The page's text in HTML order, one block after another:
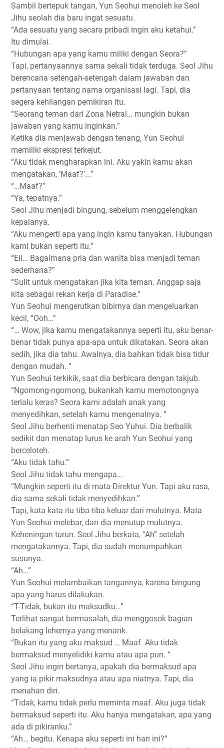
Sambil bertepuk tangan, Yun Seohui menoleh ke Seol
Jihu seolah dia baru ingat sesuatu.
“Ada sesuatu yang secara pribadi ingin aku ketahui.”
Itu dimulai.
“Hubungan apa yang kamu miliki dengan Seora?”
Tapi, pertanyaannya sama sekali tidak terduga. Seol Jihu
berencana setengah-setengah dalam jawaban dan
pertanyaan tentang nama organisasi lagi. Tapi, dia
segera kehilangan pemikiran itu.
“Seorang teman dari Zona Netral… mungkin bukan
jawaban yang kamu inginkan.”
Ketika dia menjawab dengan tenang, Yun Seohui
memiliki ekspresi terkejut.
“Aku tidak mengharapkan ini. Aku yakin kamu akan
mengatakan, ‘Maaf?’...”
“…Maaf?”
“Ya, tepatnya.”
Seol Jihu menjadi bingung, sebelum menggelengkan
kepalanya.
“Aku mengerti apa yang ingin kamu tanyakan. Hubungan
kami bukan seperti itu.”
“Eii… Bagaimana pria dan wanita bisa menjadi teman
sederhana?”
“Sulit untuk mengatakan jika kita teman. Anggap saja
kita sebagai rekan kerja di Paradise.”
Yun Seohui mengerutkan bibirnya dan mengeluarkan
kecil, “Ooh…”
“… Wow, jika kamu mengatakannya seperti itu, aku benar-
benar tidak punya apa-apa untuk dikatakan. Seora akan
sedih, jika dia tahu. Awalnya, dia bahkan tidak bisa tidur
dengan mudah. ​​”
Yun Seohui terkikik, saat dia berbicara dengan takjub.
“Ngomong-ngomong, bukankah kamu memotongnya
terlalu keras? Seora kami adalah anak yang
menyedihkan, setelah kamu mengenalnya. ”
Seol Jihu berhenti menatap Seo Yuhui. Dia berbalik
sedikit dan menatap lurus ke arah Yun Seohui yang
berceloteh.
“Aku tidak tahu.”
Seol Jihu tidak tahu mengapa…
“Mungkin seperti itu di mata Direktur Yun. Tapi aku rasa,
dia sama sekali tidak menyedihkan.”
Tapi, kata-kata itu tiba-tiba keluar dari mulutnya. Mata
Yun Seohui melebar, dan dia menutup mulutnya.
Keheningan turun. Seol Jihu berkata, “Ah” setelah
mengatakannya. Tapi, dia sudah menumpahkan
susunya.
“Ah…”
Yun Seohui melambaikan tangannya, karena bingung
apa yang harus dilakukan.
“T-Tidak, bukan itu maksudku…”
Terlihat sangat bermasalah, dia menggosok bagian
belakang lehernya yang menarik.
“Bukan itu yang aku maksud … Maaf. Aku tidak
bermaksud menyelidiki kamu atau apa pun. “
Seol Jihu ingin bertanya, apakah dia bermaksud apa
yang ia pikir maksudnya atau apa niatnya. Tapi, dia
menahan diri.
“Tidak, kamu tidak perlu meminta maaf. Aku juga tidak
bermaksud seperti itu. Aku hanya mengatakan, apa yang
ada di pikiranku.”
“Ah… begitu. Kenapa aku seperti ini hari ini?”